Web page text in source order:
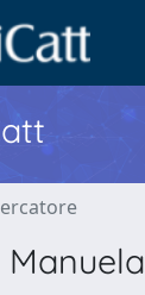
Manuela